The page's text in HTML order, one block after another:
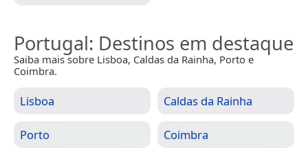
Portugal: Destinos em destaque
Saiba mais sobre Lisboa, Caldas da Rainha, Porto e
Coimbra.
Lisboa Caldas da Rainha
Porto Coimbra